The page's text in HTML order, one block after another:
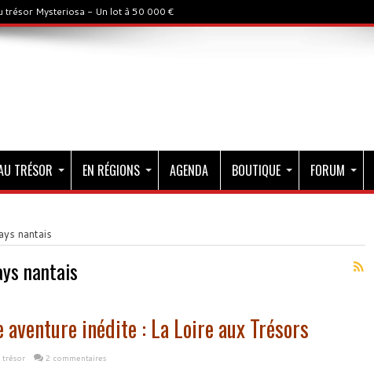
trésor Mysteriosa - Un lot à 50 000 €
TRÉSOR EN RÉGIONS AGENDA BOUTIQUE FORUM
nantais
nantais
aventure inédite : La Loire aux Trésors
trésor 2 commentaires